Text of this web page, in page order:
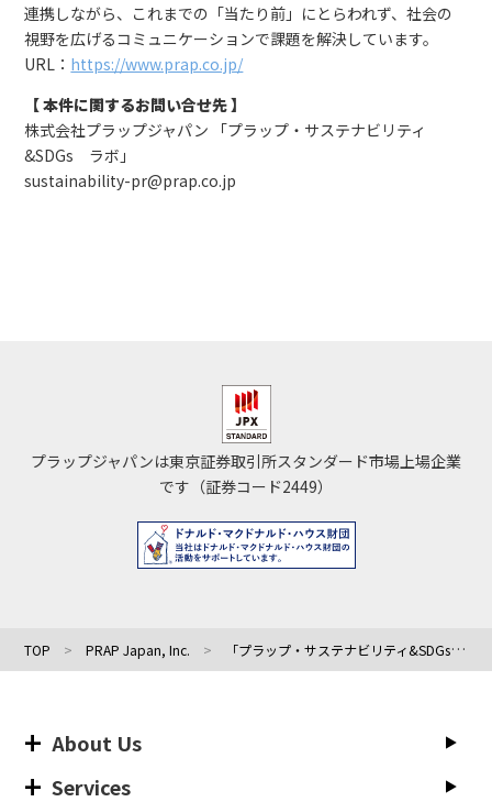
連携しながら、これまでの「当たり前」にとらわれず、社会の
視野を広げるコミュニケーションで課題を解決しています。
URL： https://www.prap.co.jp/
【 本件に関するお問い合せ先 】
株式会社プラップジャパン 「プラップ・サステナビリティ
&SDGs ラボ」
sustainability-pr@prap.co.jp
プラップジャパンは東京証券取引所スタンダード市場上場企業
です（証券コード2449）
TOP PRAP Japan, Inc. 「プラップ・サステナビリティ&SDGs ラボ」10月1日設立
About Us
Services